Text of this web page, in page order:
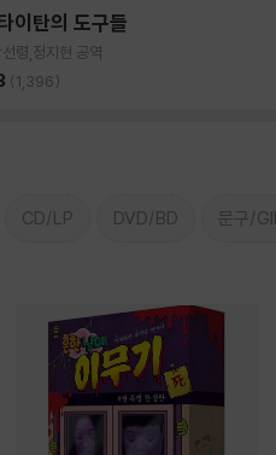
이탄의 도구들
령,정지현 공역
(1,396)
CD/LP DVD/BD 문구/